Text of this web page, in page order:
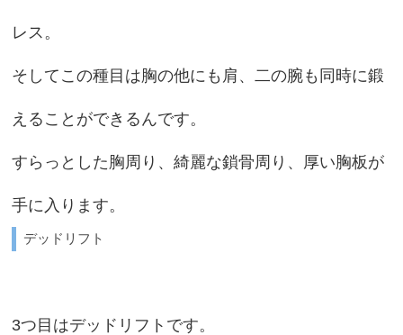
レス。
そしてこの種目は胸の他にも肩、二の腕も同時に鍛
えることができるんです。
すらっとした胸周り、綺麗な鎖骨周り、厚い胸板が
手に入ります。
デッドリフト
3つ目はデッドリフトです。